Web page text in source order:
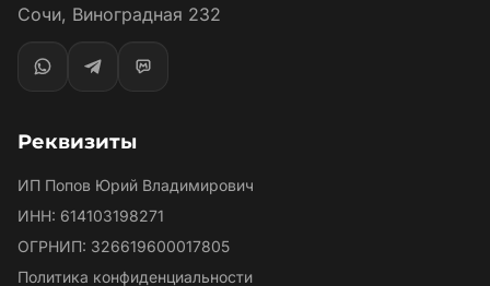
Сочи, Виноградная 232
Реквизиты
ИП Попов Юрий Владимирович
ИНН: 614103198271
ОГРНИП: 326619600017805
Политика конфиденциальности